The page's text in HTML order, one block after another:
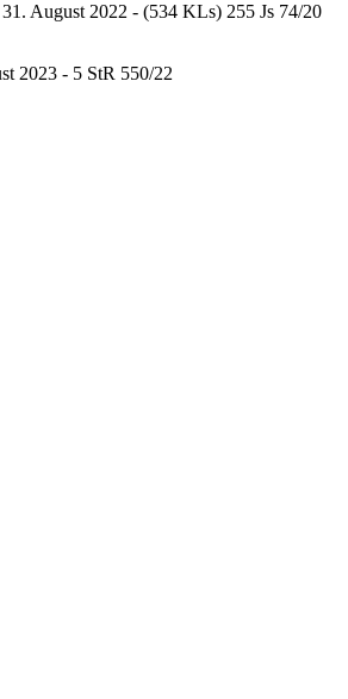
August 2022 - (534 KLs) 255 Js 74/20
2023 - 5 StR 550/22